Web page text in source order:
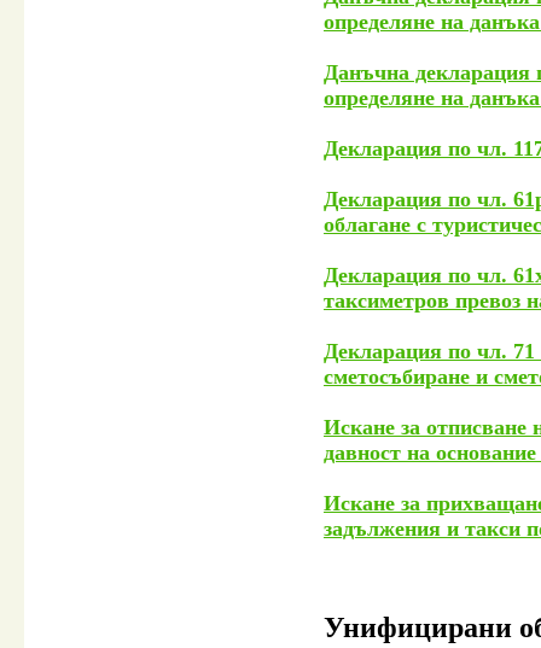
определяне на
Данъчна декларация
определяне на
Декларация по чл.
Декларация по чл.
облагане с
Декларация по чл.
таксиметров превоз
Декларация по чл.
сметосъбиране и
Искане за отписване
давност на
Искане за
задължения и такси
Унифицирани